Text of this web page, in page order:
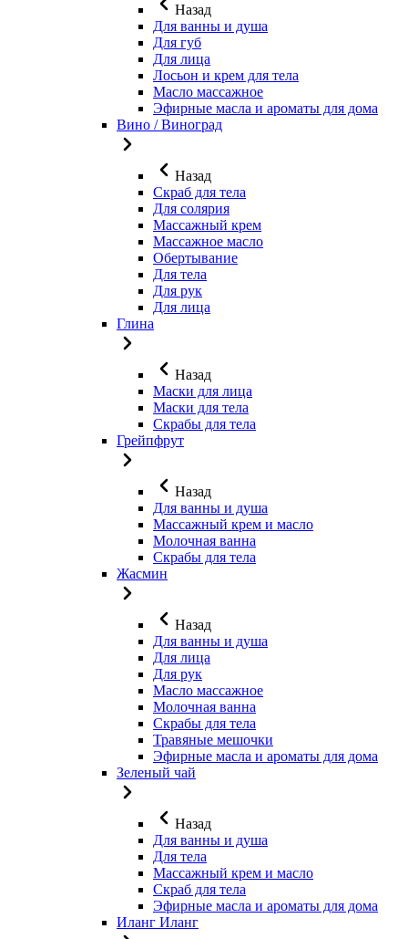
Назад
Для ванны и душа
Для губ
Для лица
Лосьон и крем для тела
Масло массажное
Эфирные масла и ароматы для дома
Вино / Виноград
Назад
Скраб для тела
Для солярия
Массажный крем
Массажное масло
Обертывание
Для тела
Для рук
Для лица
Глина
Назад
Маски для лица
Маски для тела
Скрабы для тела
Грейпфрут
Назад
Для ванны и душа
Массажный крем и масло
Молочная ванна
Скрабы для тела
Жасмин
Назад
Для ванны и душа
Для лица
Для рук
Масло массажное
Молочная ванна
Скрабы для тела
Травяные мешочки
Эфирные масла и ароматы для дома
Зеленый чай
Назад
Для ванны и душа
Для тела
Массажный крем и масло
Скраб для тела
Эфирные масла и ароматы для дома
Иланг Иланг